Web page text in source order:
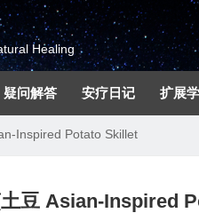
Healing
疑问解答 安疗日记 扩展
Inspired Potato Skillet
豆 Asian-Inspired